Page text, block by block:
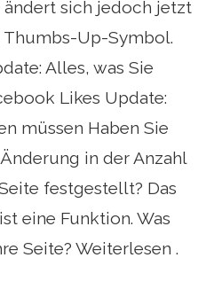
ändert sich jedoch jetzt
Up-Symbol.
Alles, was Sie
Likes Update:
müssen Haben Sie
in der Anzahl
festgestellt? Das
eine Funktion. Was
Seite? Weiterlesen .